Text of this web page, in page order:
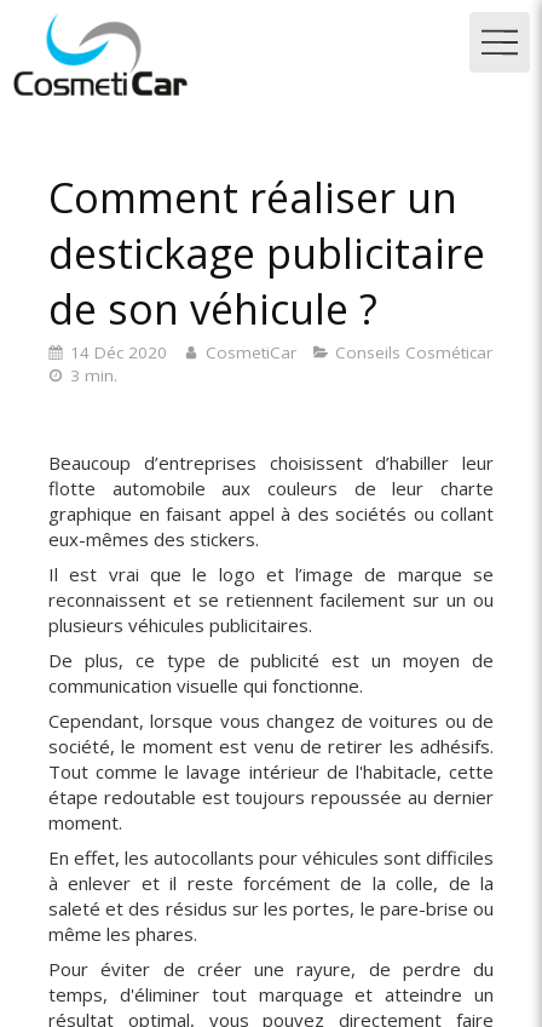
Comment réaliser un
destickage publicitaire
de son véhicule ?
14 Déc 2020 CosmetiCar
Conseils Cosméticar
3 min.
Beaucoup d’entreprises choisissent d’habiller leur
flotte automobile aux couleurs de leur charte
graphique en faisant appel à des sociétés ou collant
eux-mêmes des stickers.
Il est vrai que le logo et l’image de marque se
reconnaissent et se retiennent facilement sur un ou
plusieurs véhicules publicitaires.
De plus, ce type de publicité est un moyen de
communication visuelle qui fonctionne.
Cependant, lorsque vous changez de voitures ou de
société, le moment est venu de retirer les adhésifs.
Tout comme le lavage intérieur de l'habitacle, cette
étape redoutable est toujours repoussée au dernier
moment.
En effet, les autocollants pour véhicules sont difficiles
à enlever et il reste forcément de la colle, de la
saleté et des résidus sur les portes, le pare-brise ou
même les phares.
Pour éviter de créer une rayure, de perdre du
temps, d'éliminer tout marquage et atteindre un
résultat optimal, vous pouvez directement faire